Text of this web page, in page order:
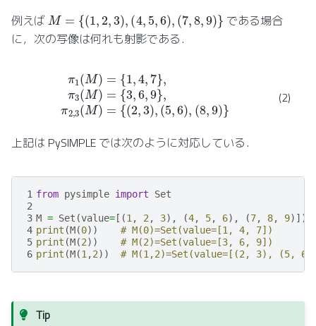
例えば M={( 1,2, ), 4,5 6), 7, 8,9 }
である場合
に，次の写像は何れも射影である．
(2)
4,7},π3 (M )= 3 6,9
8, )}
上記は PySIMPLE では次のように対応している．
1 from pysimple import
Set
2
3 M = Set (value=[(1 , 2 , 3), (4, 5, 6), (7, 8, 9)])
4 print (M(0))
# M(0)=Set(value=[1, 4, 7])
5 print (M(2))
# M(2)=Set(value=[3, 6, 9])
6 print (M(1 ,2)) # M(1,2)=Set(value=[(2, 3), (5,
Tip